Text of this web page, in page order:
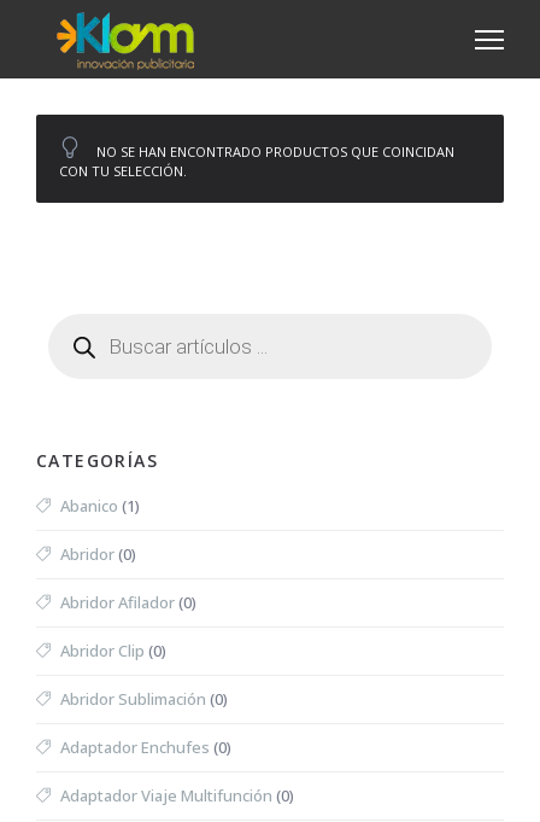
NO SE HAN ENCONTRADO PRODUCTOS QUE COINCIDAN
CON TU SELECCIÓN.
CATEGORÍAS
Abanico (1)
Abridor(0)
Abridor Afilador(0)
Abridor Clip (0)
Abridor Sublimación (0)
Adaptador Enchufes (0)
Adaptador Viaje Multifunción (0)